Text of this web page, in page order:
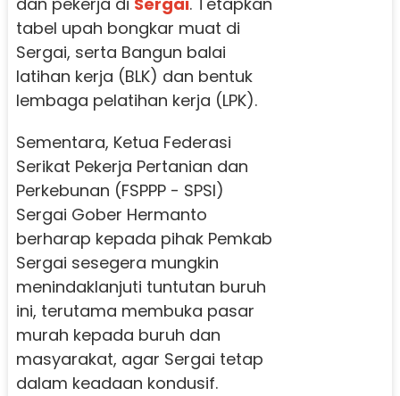
tabel upah bongkar muat di
Sergai, serta Bangun balai
latihan kerja (BLK) dan bentuk
lembaga pelatihan kerja (LPK).
Sementara, Ketua Federasi
Serikat Pekerja Pertanian dan
Perkebunan (FSPPP - SPSI)
Sergai Gober Hermanto
berharap kepada pihak Pemkab
Sergai sesegera mungkin
menindaklanjuti tuntutan buruh
ini, terutama membuka pasar
murah kepada buruh dan
masyarakat, agar Sergai tetap
dalam keadaan kondusif.